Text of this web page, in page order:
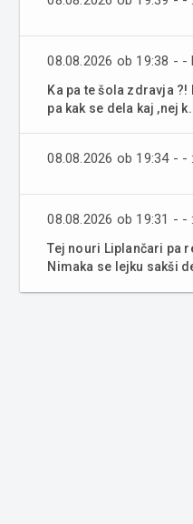
08.08.2026 ob 19:38 - -
Ka pa te šola zdravja
pa kak se dela kaj ,nej
08.08.2026 ob 19:34 - - :
08.08.2026 ob 19:31 - - :
Tej nouri Liplančari pa
Nimaka se lejku sakši